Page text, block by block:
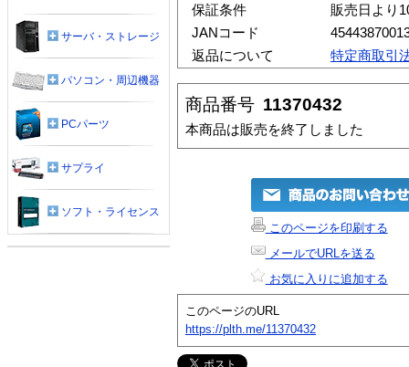
保証条件
販売日より
JANコード
返品について
特定商取引
商品番号 11370432
本商品は販売を終了しました
このページを印刷する
メールでURLを送る
お気に入りに追加する
このページのURL
https://plth.me/11370432
サーバ・ストレージ
パソコン・周辺機器
PCパーツ
サプライ
ソフト・ライセンス